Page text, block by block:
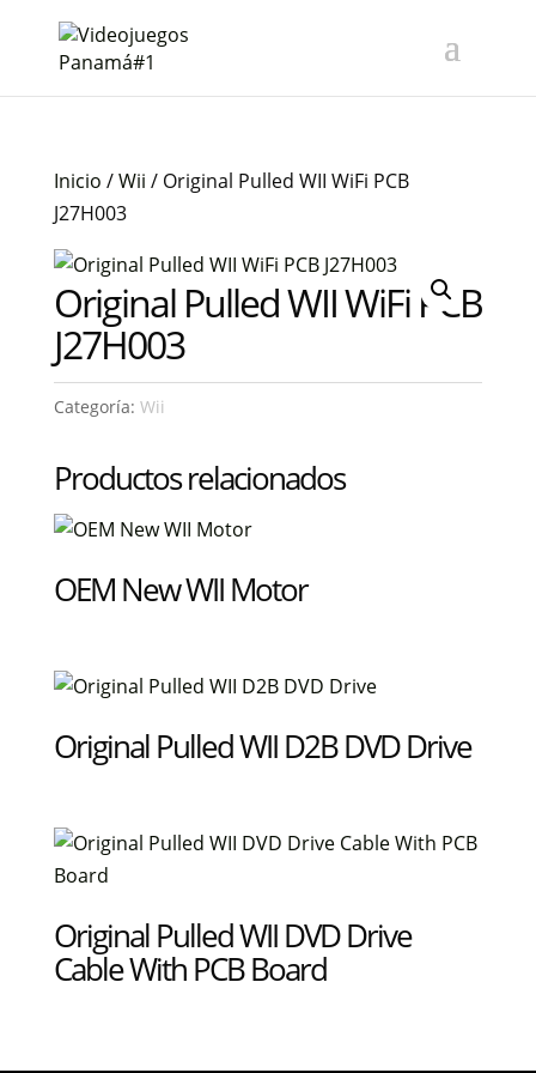
Inicio /Wii / Original Pulled WII WiFi PCB
J27H003
Original Pulled WII WiFi PCB
J27H003
Categoría: Wii
Productos relacionados
OEM New WII Motor
Original Pulled WII D2B DVD Drive
Original Pulled WII DVD Drive
Cable With PCB Board